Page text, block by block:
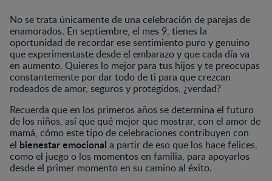
No se trata únicamente de una celebración de parejas de
enamorados. En septiembre, el mes 9, tienes la
oportunidad de recordar ese sentimiento puro y genuino
que experimentaste desde el embarazo y que cada día va
en aumento. Quieres lo mejor para tus hijos y te preocupas
constantemente por dar todo de ti para que crezcan
rodeados de amor, seguros y protegidos, ¿verdad?
Recuerda que en los primeros años se determina el futuro
de los niños, así que qué mejor que mostrar, con el amor de
mamá, cómo este tipo de celebraciones contribuyen con
el bienestar emocional a partir de eso que los hace felices,
como el juego o los momentos en familia, para apoyarlos
desde el primer momento en su camino al éxito.